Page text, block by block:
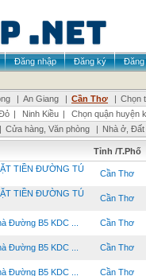
Đăng nhập Đăng ký
Đăng
| An Giang | Cần Thơ | Chọn
| Ninh Kiều |
Chọn quận huyện
| Cửa hàng, Văn phòng | Nhà ở,
Tỉnh /T.Phố
TIỀN ĐƯỜNG TÚ
Cần Thơ
TIỀN ĐƯỜNG TÚ
Cần Thơ
Đường B5 KDC ... Cần Thơ
Đường B5 KDC ... Cần Thơ
Đường B5 KDC ... Cần Thơ